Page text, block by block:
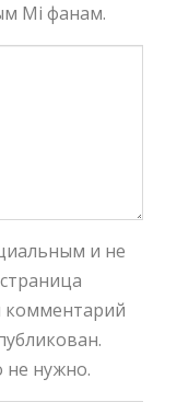
Mi фанам.
и не
комментарий
не нужно.